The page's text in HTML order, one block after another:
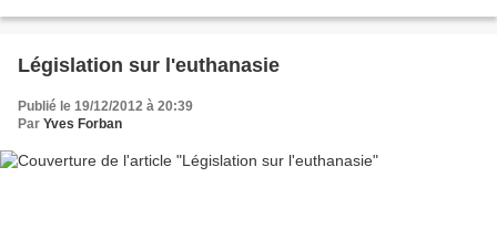
Législation sur l'euthanasie
Publié le 19/12/2012 à 20:39
Par Yves Forban